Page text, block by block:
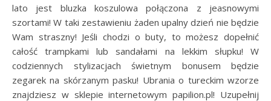
lato jest bluzka koszulowa połączona z jeasnowymi
szortami! W taki zestawieniu żaden upalny dzień nie będzie
Wam straszny! Jeśli chodzi o buty, to możesz dopełnić
całość trampkami lub sandałami na lekkim słupku! W
codziennych stylizacjach świetnym bonusem będzie
zegarek na skórzanym pasku! Ubrania o tureckim wzorze
znajdziesz w sklepie internetowym papilion.pl! Uzupełnij